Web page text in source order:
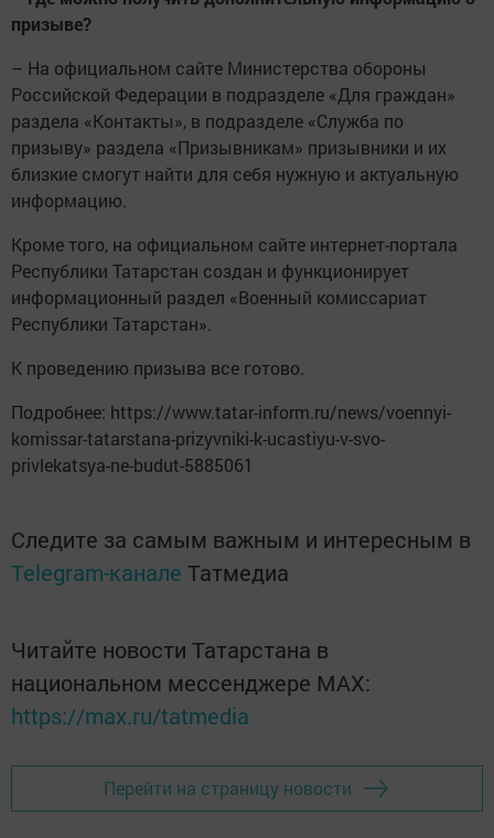
призыве?
– На официальном сайте Министерства обороны
Российской Федерации в подразделе «Для граждан»
раздела «Контакты», в подразделе «Служба по
призыву» раздела «Призывникам» призывники и их
близкие смогут найти для себя нужную и актуальную
информацию.
Кроме того, на официальном сайте интернет-портала
Республики Татарстан создан и функционирует
информационный раздел «Военный комиссариат
Республики Татарстан».
К проведению призыва все готово.
Подробнее: https://www.tatar-inform.ru/news/voennyi-
komissar-tatarstana-prizyvniki-k-ucastiyu-v-svo-
privlekatsya-ne-budut-5885061
Следите за самым важным и интересным в
Telegram-канале Татмедиа
Читайте новости Татарстана в
национальном мессенджере MАХ:
https://max.ru/tatmedia
Перейти на страницу новости